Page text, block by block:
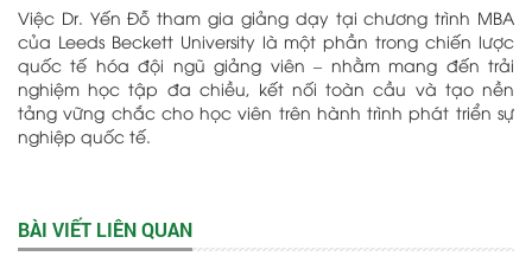
Việc Dr. Yến Đỗ tham gia giảng dạy tại chương trình MBA
của Leeds Beckett University là một phần trong chiến lược
quốc tế hóa đội ngũ giảng viên – nhằm mang đến trải
nghiệm học tập đa chiều, kết nối toàn cầu và tạo nền
tảng vững chắc cho học viên trên hành trình phát triển sự
nghiệp quốc tế.
BÀI VIẾT LIÊN QUAN